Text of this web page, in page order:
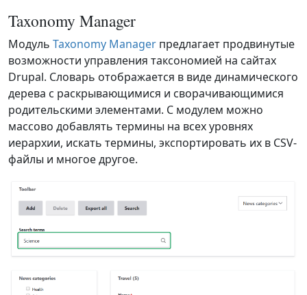
Taxonomy Manager
Модуль Taxonomy Manager предлагает продвинутые
возможности управления таксономией на сайтах
Drupal. Словарь отображается в виде динамического
дерева с раскрывающимися и сворачивающимися
родительскими элементами. С модулем можно
массово добавлять термины на всех уровнях
иерархии, искать термины, экспортировать их в CSV-
файлы и многое другое.